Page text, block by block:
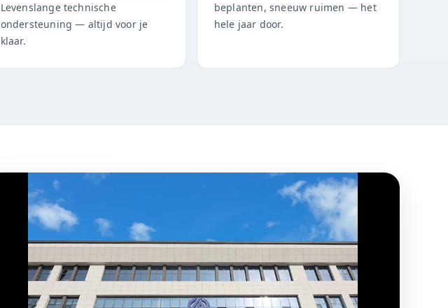
Levenslange technische
ondersteuning — altijd voor je
klaar.
beplanten, sneeuw ruimen — het
hele jaar door.